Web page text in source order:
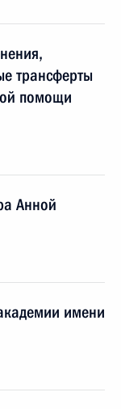
трансферты
помощи
Анной
имени